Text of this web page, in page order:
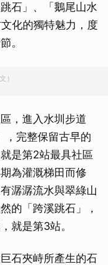
石」、「鵝尾山水
化的獨特魅力，度
。
）
，進入水圳步道
，完整保留古早的
是第2站最具社區
為灌溉梯田而修
潺潺流水與翠綠山
的「跨溪跳石」，
就是第3站。
石夾峙所產生的石